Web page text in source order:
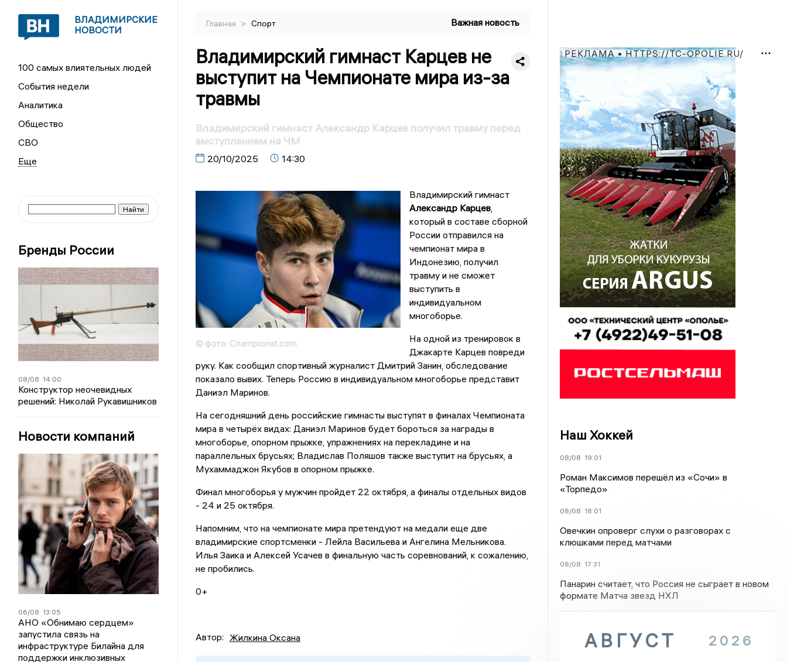
ВЛАДИМИРСКИЕ
НОВОСТИ
100 самых влиятельных людей
События недели
Аналитика
Общество
СВО
Бренды России
08/08 14:00
Конструктор неочевидных
решений: Николай Рукавишников
Новости компаний
06/08 13:05
АНО «Обнимаю сердцем»
запустила связь на
инфраструктуре Билайна для
поддержки инклюзивных
Главная > Спорт Важная новость
Владимирский гимнаст Карцев не
выступит на Чемпионате мира из-за
травмы
Владимирский гимнаст Александр Карцев получил травму перед
выступлением на ЧМ
20/10/2025 14:30
© фото: Championat.com
Владимирский гимнаст
Александр Карцев,
который в составе сборной
России отправился на
чемпионат мира в
Индонезию, получил
травму и не сможет
выступить в
индивидуальном
многоборье.
На одной из тренировок в
Джакарте Карцев повреди
руку. Как сообщил спортивный журналист Дмитрий Занин, обследование
показало вывих. Теперь Россию в индивидуальном многоборье представит
Даниэл Маринов.
На сегодняшний день российские гимнасты выступят в финалах Чемпионата
мира в четырёх видах: Даниэл Маринов будет бороться за награды в
многоборье, опорном прыжке, упражнениях на перекладине и на
параллельных брусьях; Владислав Поляшов также выступит на брусьях, а
Мухаммаджон Якубов в опорном прыжке.
Финал многоборья у мужчин пройдет 22 октября, а финалы отдельных видов
- 24 и 25 октября.
Напомним, что на чемпионате мира претендуют на медали еще две
владимирские спортсменки - Лейла Васильева и Ангелина Мельникова.
Илья Заика и Алексей Усачев в финальную часть соревнований, к сожалению,
не пробились.
0+
Автор: Жилкина Оксана
РЕКЛАМА • HTTPS://TC-OPOLIE.RU/
Наш Хоккей
08/08 19:01
Роман Максимов перешёл из «Сочи» в
«Торпедо»
08/08 18:01
Овечкин опроверг слухи о разговорах с
клюшками перед матчами
08/08 17:31
Панарин считает, что Россия не сыграет в новом
формате Матча звезд НХЛ
АВГУСТ 2026